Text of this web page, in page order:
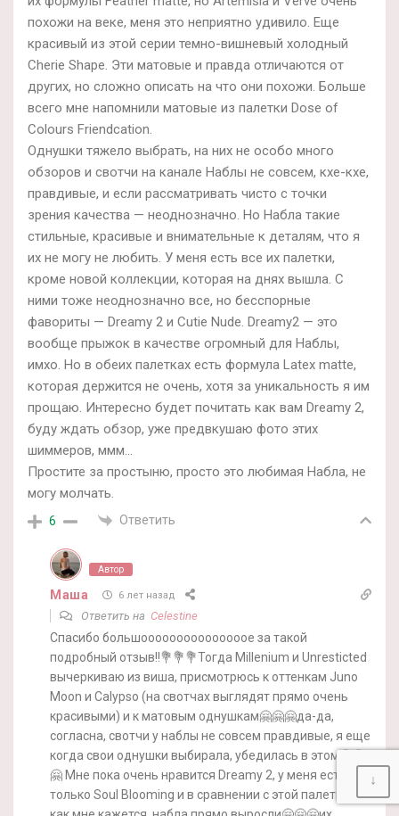
похожи на веке, меня это неприятно удивило. Еще
красивый из этой серии темно-вишневый холодный
Сherie Shape. Эти матовые и правда отличаются от
других, но сложно описать на что они похожи. Больше
всего мне напомнили матовые из палетки Dose of
Colours Friendcation.
Однушки тяжело выбрать, на них не особо много
обзоров и свотчи на канале Наблы не совсем, кхе-кхе,
правдивые, и если рассматривать чисто с точки
зрения качества — неоднозначно. Но Набла такие
стильные, красивые и внимательные к деталям, что я
их не могу не любить. У меня есть все их палетки,
кроме новой коллекции, которая на днях вышла. С
ними тоже неоднозначно все, но бесспорные
фавориты — Dreamy 2 и Сutie Nude. Dreamy2 — это
вообще прыжок в качестве огромный для Наблы,
имхо. Но в обеих палетках есть формула Latex matte,
которая держится не очень, хотя за уникальность я им
прощаю. Интересно будет почитать как вам Dreamy 2,
буду ждать обзор, уже предвкушаю фото этих
шиммеров, ммм…
Простите за простыню, просто это любимая Набла, не
могу молчать.
6 Ответить
Автор
Маша 6 лет назад
Ответить на Celestine
Спасибо большооооооооооооооое за такой
подробный отзыв!!💐💐💐Тогда Millenium и Unresticted
вычеркиваю из виша, присмотрюсь к оттенкам Juno
Moon и Calypso (на свотчах выглядят прямо очень
красивыми) и к матовым однушкам🤗🤗🤗да-да,
согласна, свотчи у наблы не совсем правдивые, я еще
когда свои однушки выбирала, убедилась в этом🤗🤗
🤗 Мне пока очень нравится Dreamy 2, у меня есть
только Soul Blooming и в сравнении с этой палеткой,
↓